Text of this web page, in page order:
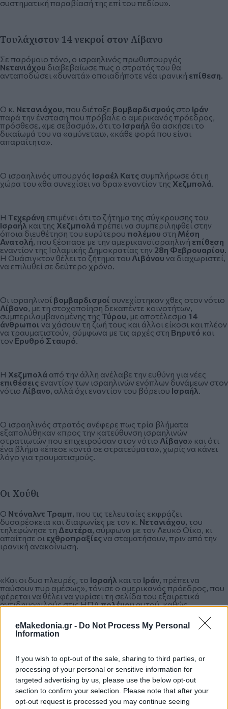
eMakedonia.gr - Do Not Process My Personal
Information
If you wish to opt-out of the sale, sharing to third parties, or
processing of your personal or sensitive information for
targeted advertising by us, please use the below opt-out
section to confirm your selection. Please note that after your
opt-out request is processed you may continue seeing
συστηματική παραβίασή της επί του πεδίου».
Τουλάχιστον 14 νεκροί στον Λίβανο
Σε παρόμοιο τόνο, ο ισραηλινός πρωθυπουργός
Νετανιάχου διαβεβαίωσε πως ο στρατός του θα
ανταποδώσει «δυνατά» οποιαδήποτε νέα ιρανική επίθεση.
Ο κ. Νετανιάχου, που διέταξε βομβαρδισμούς στο Ιράν
παρά την ένσταση που πρόβαλε ο αμερικανός πρόεδρος,
πρόσθεσε, «με σεβασμό», ότι το Ισραήλ θα ασκήσει το
δικαίωμά του να «αμύνεται», «κάθε φορά που είναι
απαραίτητο».
Ο ισραηλινός υπουργός Ισραέλ Κατς συμπλήρωσε ότι η
χώρα του «θα συνεχίσει να δρα» εναντίον της Χεζμπολά.
Η Τεχεράνη επιμένει ότι το ζήτημα της σύγκρουσης του
Ισραήλ και της Χεζμπολά πρέπει να συμπεριληφθεί στην
όποια διευθέτηση του ευρύτερου πολέμου στη Μέση
Ανατολή, που ξέσπασε με την αμερικανοϊσραηλινή επίθεση
εναντίον της Ισλαμικής Δημοκρατίας την 28η Φεβρουαρίου.
Η Ουάσιγκτον θέλει το ζήτημα του Λιβάνου να διαχωριστεί,
να επιλυθεί σε δεύτερο χρόνο.
Οι ισραηλινοί βομβαρδισμοί συνεχίστηκαν χθες στον νότιο
Λίβανο, με τη στοχοποίηση δεκαπέντε κοινοτήτων,
συμπεριλαμβανομένης της Τύρου, με αποτέλεσμα 14
άνθρωποι να χάσουν τη ζωή τους και άλλοι είκοσι και πλέον
να τραυματιστούν, σύμφωνα με τις αρχές στη Βηρυτό και
τον Ερυθρό Σταυρό.
Η Χεζμπολά από την άλλη ανέλαβε την ευθύνη για νέες
επιθέσεις εναντίον των ισραηλινών ενόπλων δυνάμεων στον
νότιο Λίβανο, αλλά όχι εναντίον του βόρειου Ισραήλ.
Ο ισραηλινός στρατός ανέφερε πως τρία βλήματα
εξαπολύθηκαν «προς την κατεύθυνση ισραηλινών
στρατιωτών που επιχειρούσαν στον νότιο Λίβανο» και ότι
ένα βλήμα «έπεσε κοντά σε στρατεύματα», χωρίς να κάνει
λόγο για τραυματισμούς.
Οι Χούθι
Ο Ντόναλντ Τραμπ , που τις τελευταίες εκφράζει
δυσαρέσκεια και διαφωνίες με τον κ. Νετανιάχου , του
τηλεφώνησε τη Δευτέρα , σύμφωνα με τον Λευκό Οίκο, κι
απαίτησε οι εχθροπραξίεςνα σταματήσουν, πριν από την
ιρανική ανακοίνωση.
«Και οι δυο πλευρές, το Ισραήλ και το Ιράν , πρέπει να
παύσουν πυρ αμέσως», τόνισε ο αμερικανός πρόεδρος, που
φέρεται να θέλει να γυρίσει τη σελίδα του εξαιρετικά
αντιδημοφιλούς στις ΗΠΑπολέμουαυτού, καθώς
στην προεδρία.
Η έστω προσωρινή νέα ανάφλεξη θα «πλήξει» τις
συνομιλίεςμε τις ΗΠΑ, παρότι οι διαβουλεύσεις με το
Πακιστάν, που μεσολαβεί, συνεχίζονται, ανέφερε η ιρανική
διπλωματία, κάτι που επιβεβαίωσε ο κ.Τραμπ , εκφράζοντας
δυσαρέσκεια που η διαδικασία επιβραδύνεται από την
«άγνοια ή την ηλιθιότητα».